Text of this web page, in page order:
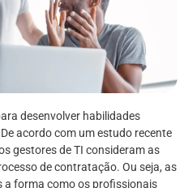
desenvolver habilidades
acordo com um estudo recente
gestores de TI consideram as
de contratação. Ou seja, as
a forma como os profissionais